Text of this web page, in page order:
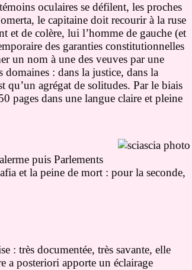
oculaires se défilent, les proches
le capitaine doit recourir à la ruse
et de colère, lui l’homme de gauche (et
des garanties constitutionnelles
un nom à une des veuves par une
domaines : dans la justice, dans la
agrégat de solitudes. Par le biais
pages dans une langue claire et pleine
puis Parlements
et la peine de mort : pour la seconde,
: très documentée, très savante, elle
a posteriori apporte un éclairage